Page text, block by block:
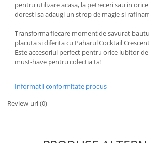
pentru utilizare acasa, la petreceri sau in
doresti sa adaugi un strop de magie si
Transforma fiecare moment de savurat
placuta si diferita cu Paharul Cocktail
Este accesoriul perfect pentru orice iubitor
must-have pentru colectia ta!
Informatii conformitate produs
Review-uri(0)